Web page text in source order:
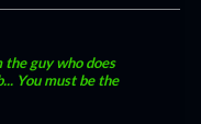
the guy who does
You must be the